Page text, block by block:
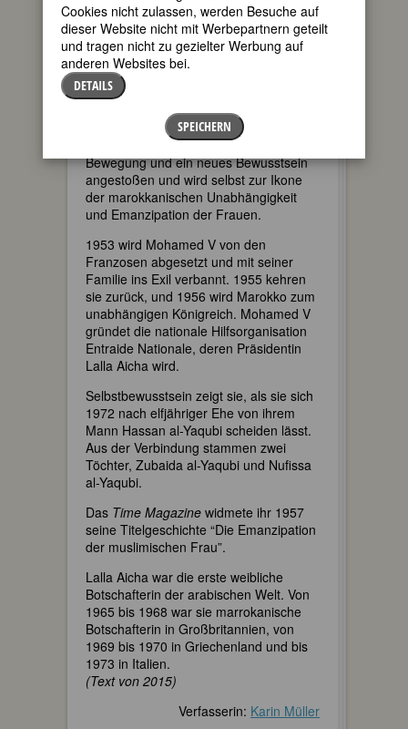
Nach dieser Rede tobt der Mandoub
von Tanger vor Wut, formal
Repräsentant des Sultans und
tatsächlich Sprachrohr der traditionellen
arabischen und berberischen Bewohner.
Er verbietet allen Frauen westliche
Kleidung und das Ablegen des
Schleiers. Doch Lalla Aicha hat eine
Bewegung und ein neues Bewusstsein
angestoßen und wird selbst zur Ikone
der marokkanischen Unabhängigkeit
und Emanzipation der Frauen.
1953 wird Mohamed V von den
Franzosen abgesetzt und mit seiner
Familie ins Exil verbannt. 1955 kehren
sie zurück, und 1956 wird Marokko zum
unabhängigen Königreich. Mohamed V
gründet die nationale Hilfsorganisation
Entraide Nationale, deren Präsidentin
Lalla Aicha wird.
Selbstbewusstsein zeigt sie, als sie sich
1972 nach elfjähriger Ehe von ihrem
Mann Hassan al-Yaqubi scheiden lässt.
Aus der Verbindung stammen zwei
Töchter, Zubaida al-Yaqubi und Nufissa
al-Yaqubi.
Das Time Magazine widmete ihr 1957
seine Titelgeschichte “Die Emanzipation
der muslimischen Frau”.
Lalla Aicha war die erste weibliche
Botschafterin der arabischen Welt. Von
1965 bis 1968 war sie marrokanische
Botschafterin in Großbritannien, von
1969 bis 1970 in Griechenland und bis
1973 in Italien.
(Text von 2015)
Verfasserin: Karin Müller
Cookies nicht zulassen, werden Besuche auf
dieser Website nicht mit Werbepartnern geteilt
und tragen nicht zu gezielter Werbung auf
anderen Websites bei.
DETAILS
SPEICHERN